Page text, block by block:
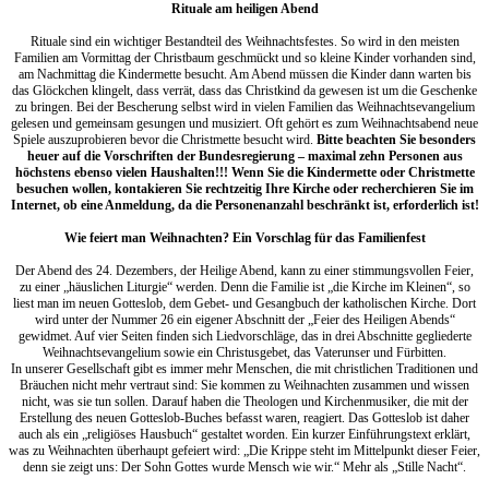
Rituale am heiligen Abend
Rituale sind ein wichtiger Bestandteil des Weihnachtsfestes. So wird in den meisten
Familien am Vormittag der Christbaum geschmückt und so kleine Kinder vorhanden sind,
am Nachmittag die Kindermette besucht. Am Abend müssen die Kinder dann warten bis
das Glöckchen klingelt, dass verrät, dass das Christkind da gewesen ist um die Geschenke
zu bringen. Bei der Bescherung selbst wird in vielen Familien das Weihnachtsevangelium
gelesen und gemeinsam gesungen und musiziert. Oft gehört es zum Weihnachtsabend neue
Spiele auszuprobieren bevor die Christmette besucht wird. Bitte beachten Sie besonders
heuer auf die Vorschriften der Bundesregierung – maximal zehn Personen aus
höchstens ebenso vielen Haushalten!!! Wenn Sie die Kindermette oder Christmette
besuchen wollen, kontakieren Sie rechtzeitig Ihre Kirche oder recherchieren Sie im
Internet, ob eine Anmeldung, da die Personenanzahl beschränkt ist, erforderlich ist!
Wie feiert man Weihnachten? Ein Vorschlag für das Familienfest
Der Abend des 24. Dezembers, der Heilige Abend, kann zu einer stimmungsvollen Feier,
zu einer „häuslichen Liturgie“ werden. Denn die Familie ist „die Kirche im Kleinen“, so
liest man im neuen Gotteslob, dem Gebet- und Gesangbuch der katholischen Kirche. Dort
wird unter der Nummer 26 ein eigener Abschnitt der „Feier des Heiligen Abends“
gewidmet. Auf vier Seiten finden sich Liedvorschläge, das in drei Abschnitte gegliederte
Weihnachtsevangelium sowie ein Christusgebet, das Vaterunser und Fürbitten.
In unserer Gesellschaft gibt es immer mehr Menschen, die mit christlichen Traditionen und
Bräuchen nicht mehr vertraut sind: Sie kommen zu Weihnachten zusammen und wissen
nicht, was sie tun sollen. Darauf haben die Theologen und Kirchenmusiker, die mit der
Erstellung des neuen Gotteslob-Buches befasst waren, reagiert. Das Gotteslob ist daher
auch als ein „religiöses Hausbuch“ gestaltet worden. Ein kurzer Einführungstext erklärt,
was zu Weihnachten überhaupt gefeiert wird: „Die Krippe steht im Mittelpunkt dieser Feier,
denn sie zeigt uns: Der Sohn Gottes wurde Mensch wie wir.“ Mehr als „Stille Nacht“.